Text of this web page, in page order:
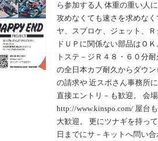
ら参加する人 体重の重い人
攻めなくても速さを求めな
ヤ、スプロケ、ジェット、
ドＵＰに関係ない部品はＯ
トステ－ジＲ４８・６０分
の全日本カブ耐久からダウ
の請求や 近スポさん事務所
直接エントリ－も歓迎。 会
http://www.kinspo.com/ 屋台
大歓迎。 更にツナギを持っ
日までにサ－キットへ問い